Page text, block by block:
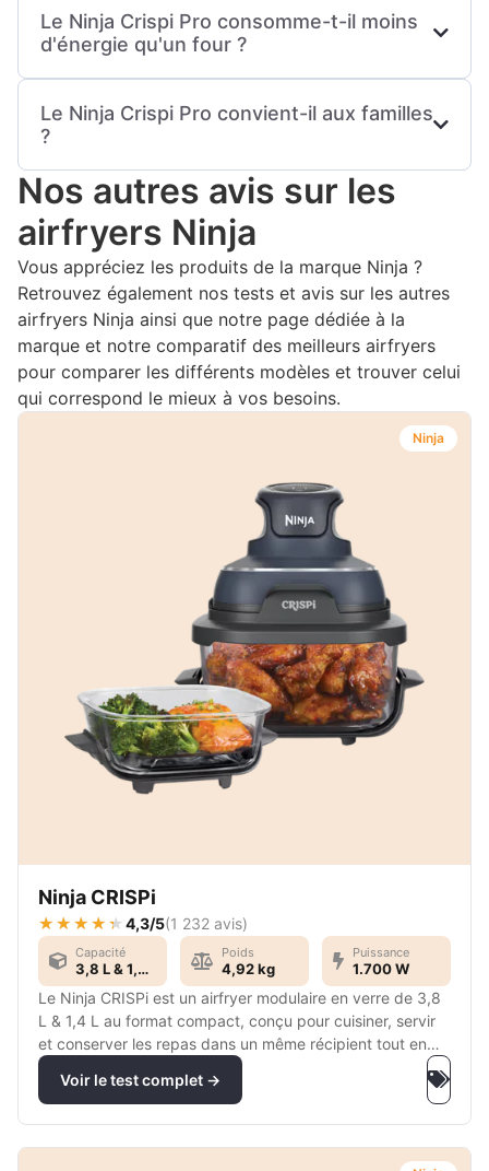
avec une cuisson homogène et peu de matières
grasses.
faciliter l'entretien après chaque utilisation. Selon
les accessoires fournis, certains peuvent
également être compatibles avec le lave-
vaisselle.
Le Ninja Crispi Pro consomme-t-il moins
d'énergie qu'un four ?
de cuisson souvent plus courts, le Ninja Crispi
Pro peut s'avérer plus économique qu'un four
traditionnel pour de nombreuses préparations du
quotidien.
Le Ninja Crispi Pro convient-il aux familles
?
Le Ninja Crispi Pro convient aussi bien aux
personnes seules qu'aux couples ou aux familles,
selon la capacité du modèle choisi et les
quantités préparées. Sa polyvalence permet de
réaliser facilement des repas variés pour
plusieurs convives.
Nos autres avis sur les
airfryers Ninja
Vous appréciez les produits de la marque Ninja ?
Retrouvez également nos tests et avis sur les autres
airfryers Ninja ainsi que notre page dédiée à la
marque et notre comparatif des meilleurs airfryers
pour comparer les différents modèles et trouver celui
qui correspond le mieux à vos besoins.
Ninja
Ninja CRISPi
4,3/5(1 232 avis)
Capacité
3,8 L & 1,4 L
Poids
4,92 kg
Puissance
1.700 W
Le Ninja CRISPi est un airfryer modulaire en verre de 3,8
L & 1,4 L au format compact, conçu pour cuisiner, servir
et conserver les repas dans un même récipient tout en
limitant la vaisselle.
Voir le test complet →